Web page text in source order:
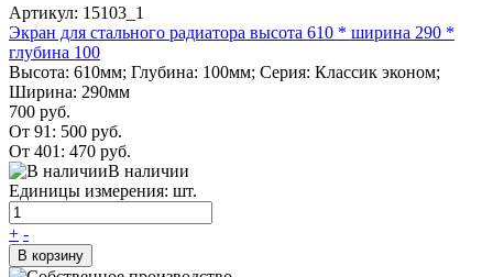
Артикул: 15103_1
Экран для стального радиатора высота 610 * ширина 290 *
глубина 100
Высота: 610мм; Глубина: 100мм; Серия: Классик эконом;
Ширина: 290мм
700 руб.
От 91: 500 руб.
От 401: 470 руб.
В наличии
Единицы измерения: шт.
+ -
В корзину